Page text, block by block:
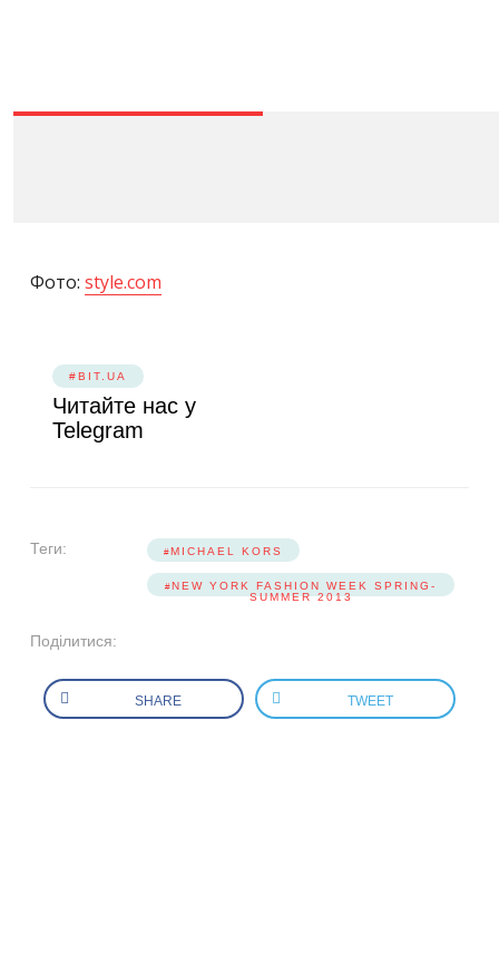
Фото: style.com
#BIT.UA
Читайте нас у
Telegram
Теги: MICHAEL KORS
NEW YORK FASHION WEEK SPRING-
SUMMER 2013
Поділитися:
SHARE TWEET